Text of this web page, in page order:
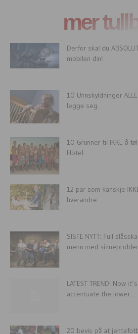
mer
Derfor skal du
mobilen din!
10 Unnskyldninger
legge seg.
10 Grunner til IKKE å
Hotel.
12 par som kanskje
hverandre……
SISTE NYTT: Full
menn med
LATEST TREND! Now
accentuate the lower...
20 bevis på at